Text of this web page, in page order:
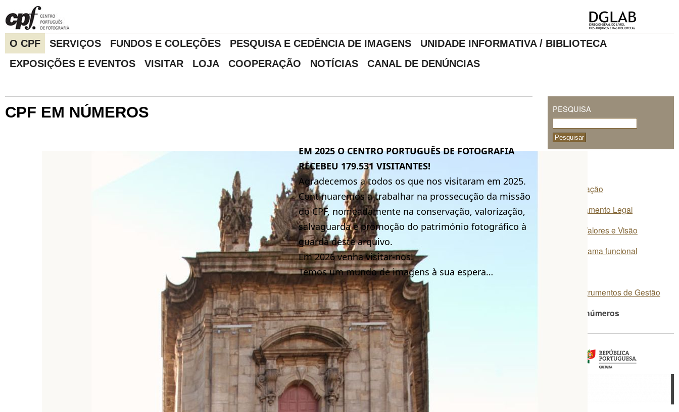
O CPF SERVIÇOS FUNDOS E COLEÇÕES PESQUISA E CEDÊNCIA DE IMAGENS
UNIDADE INFORMATIVA / BIBLIOTECA
EXPOSIÇÕES E EVENTOS
VISITAR LOJA COOPERAÇÃO NOTÍCIAS CANAL DE DENÚNCIAS
CPF EM NÚMEROS
EM 2025 O CENTRO PORTUGUÊS DE FOTOGRAFIA
RECEBEU 179.531 VISITANTES!
Agradecemos a todos os que nos visitaram em 2025.
Continuaremos a trabalhar na prossecução da missão
do CPF, nomeadamente na conservação, valorização,
salvaguarda e promoção do património fotográfico à
guarda deste arquivo.
Em 2026 venha visitar-nos!
Temos um mundo de imagens à sua espera…
PESQUISA
Apresentação
Enquadramento Legal
Missão, Valores e Visão
Organograma funcional
Atos | Instrumentos de Gestão
CPF em números